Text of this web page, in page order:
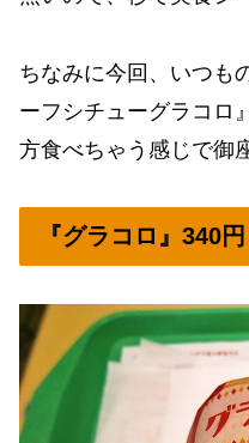
ちなみに今回、いつも
ーフシチューグラコロ
方食べちゃう感じで御
『グラコロ』340円